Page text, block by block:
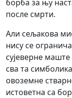
борба за њу
после смрти.
Али сељакова
нису се
сујеверне
сва та
овоземне
истоветна са